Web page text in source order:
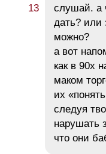
слушай. а
дать? или
можно?
а вот
как в 90х
маком
их
следуя
нарушать
что они